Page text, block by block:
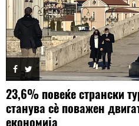
23,6% повеќе странски
станува сè поважен
економија